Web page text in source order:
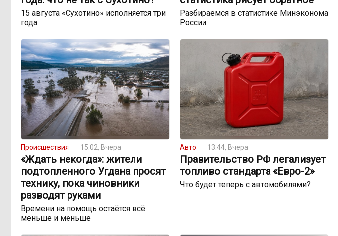
15 августа «Сухотино» исполняется три
года
Разбираемся в статистике Минэконома
России
Происшествия 15:02, Вчера
«Ждать некогда»: жители
подтопленного Угдана просят
технику, пока чиновники
разводят руками
Времени на помощь остаётся всё
меньше и меньше
Авто 13:44, Вчера
Правительство РФ легализует
топливо стандарта «Евро-2»
Что будет теперь с автомобилями?